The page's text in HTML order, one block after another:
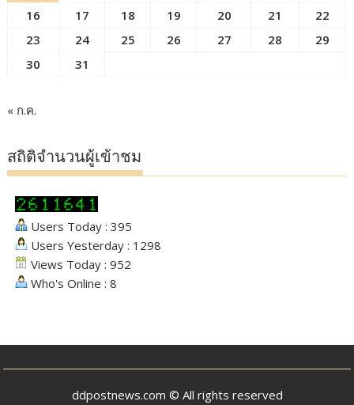
16
17 18 19 20 21
22
23
24 25 26 27 28
29
30
31
« ก.ค.
สถิติจำนวนผู้เข้าชม
Users Today : 395
Users Yesterday : 1298
Views Today : 952
Who's Online : 8
ddpostnews.com © All rights reserved